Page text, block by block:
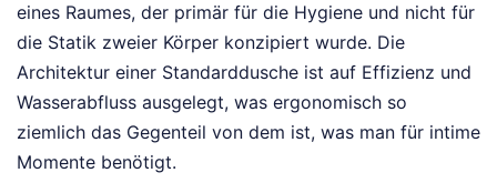
eines Raumes, der primär für die Hygiene und nicht für
die Statik zweier Körper konzipiert wurde. Die
Architektur einer Standarddusche ist auf Effizienz und
Wasserabfluss ausgelegt, was ergonomisch so
ziemlich das Gegenteil von dem ist, was man für intime
Momente benötigt.